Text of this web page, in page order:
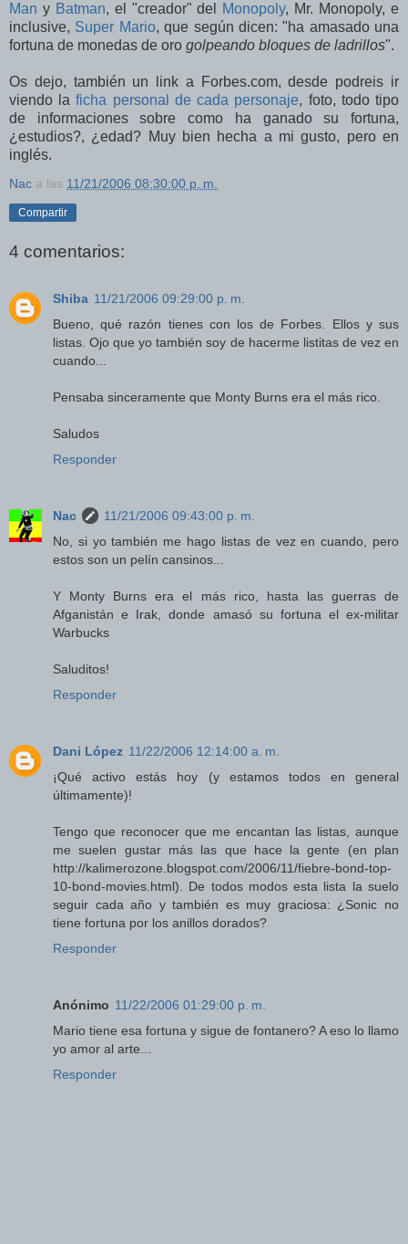
Man y Batman, el "creador" del Monopoly, Mr. Monopoly, e
inclusive, Super Mario, que según dicen: "ha amasado una
fortuna de monedas de oro golpeando bloques de ladrillos".
Os dejo, también un link a Forbes.com, desde podreis ir
viendo laficha personal de cada personaje, foto, todo tipo
de informaciones sobre como ha ganado su fortuna,
¿estudios?, ¿edad? Muy bien hecha a mi gusto, pero en
inglés.
Nac a las 11/21/2006 08:30:00 p. m.
Compartir
4 comentarios:
Shiba 11/21/2006 09:29:00 p. m.
Bueno, qué razón tienes con los de Forbes. Ellos y sus
listas. Ojo que yo también soy de hacerme listitas de vez en
cuando...
Pensaba sinceramente que Monty Burns era el más rico.
Saludos
Responder
Nac
11/21/2006 09:43:00 p. m.
No, si yo también me hago listas de vez en cuando, pero
estos son un pelín cansinos...
Y Monty Burns era el más rico, hasta las guerras de
Afganistán e Irak, donde amasó su fortuna el ex-militar
Warbucks
Saluditos!
Responder
Dani López 11/22/2006 12:14:00 a. m.
¡Qué activo estás hoy (y estamos todos en general
últimamente)!
Tengo que reconocer que me encantan las listas, aunque
me suelen gustar más las que hace la gente (en plan
http://kalimerozone.blogspot.com/2006/11/fiebre-bond-top-
10-bond-movies.html). De todos modos esta lista la suelo
seguir cada año y también es muy graciosa: ¿Sonic no
tiene fortuna por los anillos dorados?
Responder
Anónimo 11/22/2006 01:29:00 p. m.
Mario tiene esa fortuna y sigue de fontanero? A eso lo llamo
yo amor al arte...
Responder